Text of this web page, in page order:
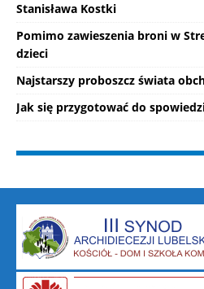
Stanisława Kostki
Pomimo zawieszenia broni w
dzieci
Najstarszy proboszcz świata
Jak się przygotować do